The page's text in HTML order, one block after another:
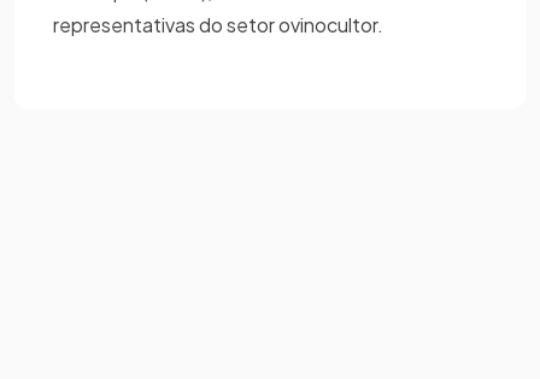
representativas do setor ovinocultor.